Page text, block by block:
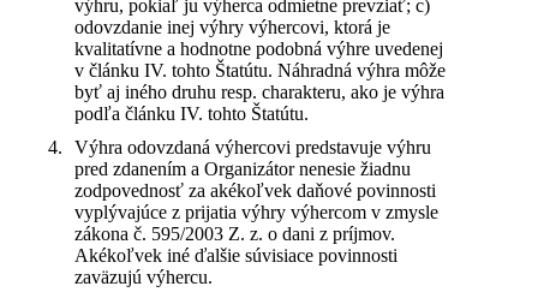
výhru, pokiaľ ju výherca odmietne prevziať; c)
odovzdanie inej výhry výhercovi, ktorá je
kvalitatívne a hodnotne podobná výhre uvedenej
v článku IV. tohto Štatútu. Náhradná výhra môže
byť aj iného druhu resp. charakteru, ako je výhra
podľa článku IV. tohto Štatútu.
Výhra odovzdaná výhercovi predstavuje výhru
pred zdanením a Organizátor nenesie žiadnu
zodpovednosť za akékoľvek daňové povinnosti
vyplývajúce z prijatia výhry výhercom v zmysle
zákona č. 595/2003 Z. z. o dani z príjmov.
Akékoľvek iné ďalšie súvisiace povinnosti
zaväzujú výhercu.